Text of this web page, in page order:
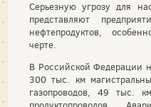
Серьезную угрозу для
представляют
нефтепродуктов,
черте.
В Российской Федерации
300 тыс. км
газопроводов, 49 тыс.